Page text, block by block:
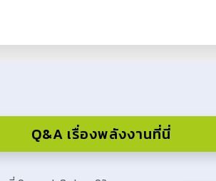
Q&A เรื่องพลังงานที่นี่